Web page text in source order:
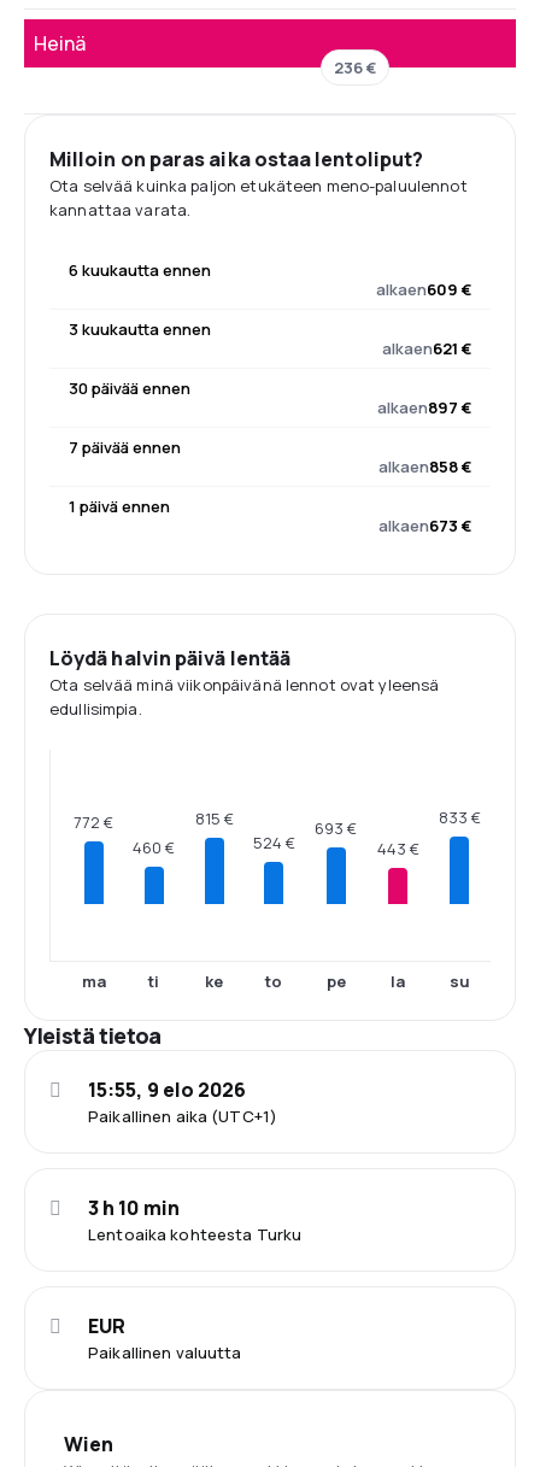
Heinä
236 €
Milloin on paras aika ostaa lentoliput?
Ota selvää kuinka paljon etukäteen meno-paluulennot
kannattaa varata.
6 kuukautta ennen
alkaen609 €
3 kuukautta ennen
alkaen621 €
30 päivää ennen
alkaen897 €
7 päivää ennen
alkaen858 €
1 päivä ennen
alkaen673 €
Löydä halvin päivä lentää
Ota selvää minä viikonpäivänä lennot ovat yleensä
edullisimpia.
772 €
ma
460 €
ti
815 €
ke
524 €
to
693 €
pe
443 €
la
833 €
su
Yleistä tietoa
Paikallinen aika (UTC+1)
15:55, 9 elo 2026
Lentoaika kohteesta Turku
3 h 10 min
Paikallinen valuutta
EUR
Wien